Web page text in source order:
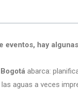
eventos, hay
abarca:
aguas a veces